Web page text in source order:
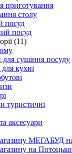
приготування
столу
посуд
посуд
(11)
сушіння посуду
кухні
туристичні
аксесуари
МЕГАБУД
на